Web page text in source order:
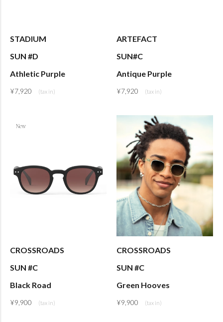
STADIUM
SUN #D
Athletic Purple
¥7,920
ARTEFACT
SUN#C
Antique Purple
¥7,920
CROSSROADS
SUN #C
Black Road
¥9,900
CROSSROADS
SUN #C
Green Hooves
¥9,900